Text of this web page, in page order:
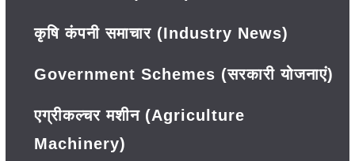
कृषि कंपनी समाचार (Industry News)
Government Schemes (सरकारी योजनाएं)
एग्रीकल्चर मशीन (Agriculture
Machinery)